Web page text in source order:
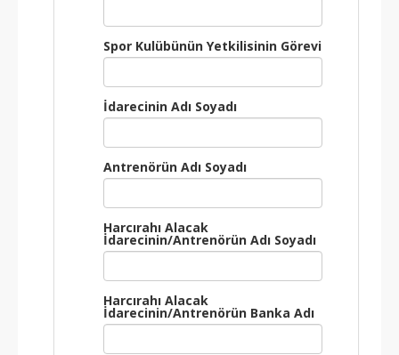
Spor Kulübünün Yetkilisinin Görevi
İdarecinin Adı Soyadı
Antrenörün Adı Soyadı
Harcırahı Alacak
İdarecinin/Antrenörün Adı Soyadı
Harcırahı Alacak
İdarecinin/Antrenörün Banka Adı